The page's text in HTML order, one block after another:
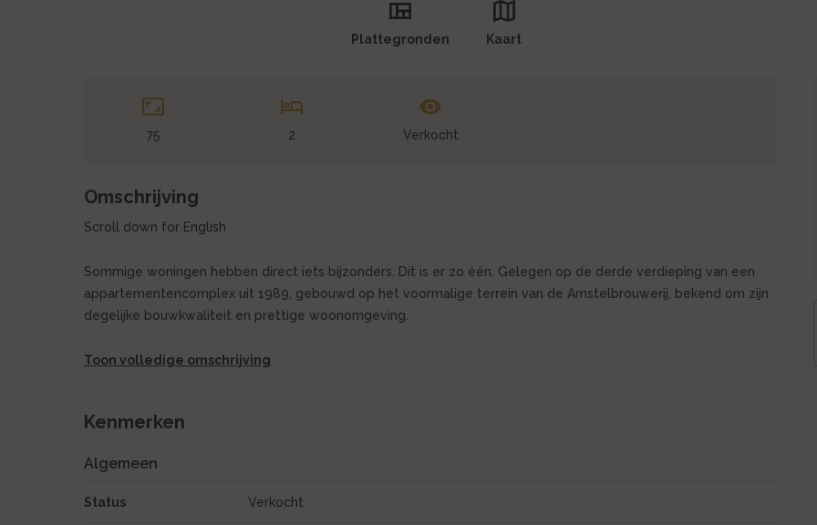
Plattegronden Kaart
75 2 Verkocht
Omschrijving
Scroll down for English
Sommige woningen hebben direct iets bijzonders. Dit is er zo één. Gelegen op de derde verdieping van een
appartementencomplex uit 1989, gebouwd op het voormalige terrein van de Amstelbrouwerij, bekend om zijn
degelijke bouwkwaliteit en prettige woonomgeving.
Toon volledige omschrijving
Kenmerken
Algemeen
Status Verkocht